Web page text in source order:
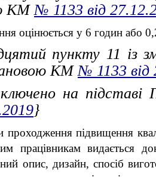
КМ№ 1133 від
оцінюється у 6 годин або
пункту 11 із
КМ№ 1133 від
на
}
проходження підвищення
працівникам видається
опис, дизайн, спосіб